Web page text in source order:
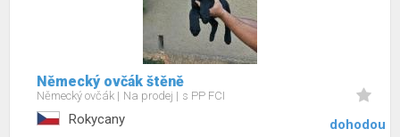
Německý ovčák štěně
Německý ovčák Na prodej s PP FCI
Rokycany dohodou